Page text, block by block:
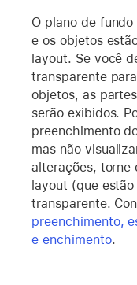
O plano de
e os objetos
layout. Se você
transparente
objetos, as
serão exibidos.
preenchimento
mas não
alterações, torne
layout (que
transparente.
preenchimento,
e enchimento.